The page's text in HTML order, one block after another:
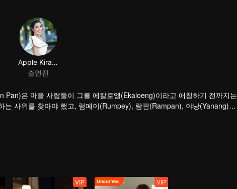
은 마을 사람들이 그를 에칼로엥(Ekaloeng)이라고 애칭하기 전까지는
사위를 찾아야 했고, 럼페이(Rumpey), 람판(Rampan), 야낭(Yanang)이
이지만, 숨의 이전 연인인 프라이 파(Prai Fah)가 그녀의 곁에 있음에도
준비가 되어 있습니다. ...
VIP VIP